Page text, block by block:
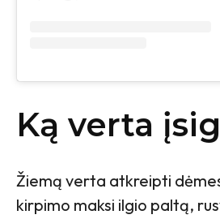
Ką verta
Žiemą verta atkreipti
kirpimo maksi ilgio paltą,